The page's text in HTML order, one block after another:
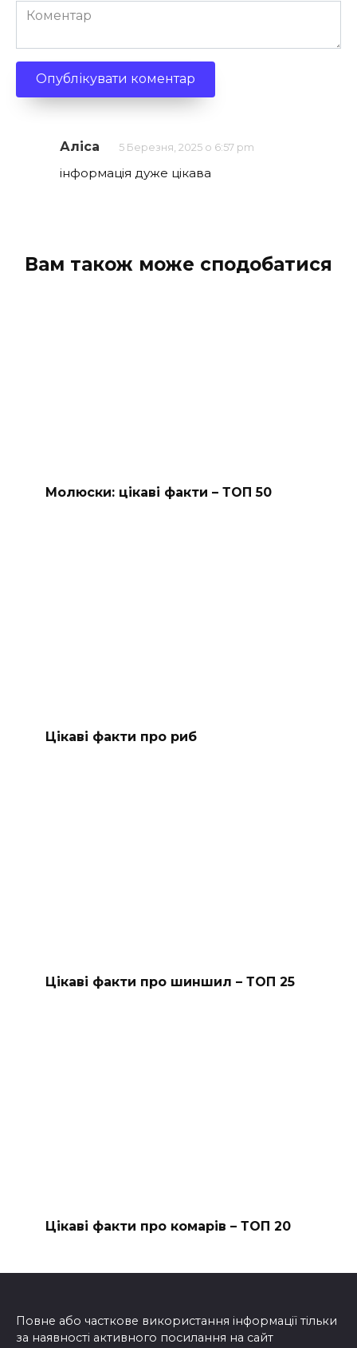
Коментар
Аліса 5 Березня, 2025 о 6:57 pm
інформація дуже цікава
Вам також може сподобатися
Молюски: цікаві факти – ТОП 50
Цікаві факти про риб
Цікаві факти про шиншил – ТОП 25
Цікаві факти про комарів – ТОП 20
Повне або часткове використання інформації тільки
за наявності активного посилання на сайт